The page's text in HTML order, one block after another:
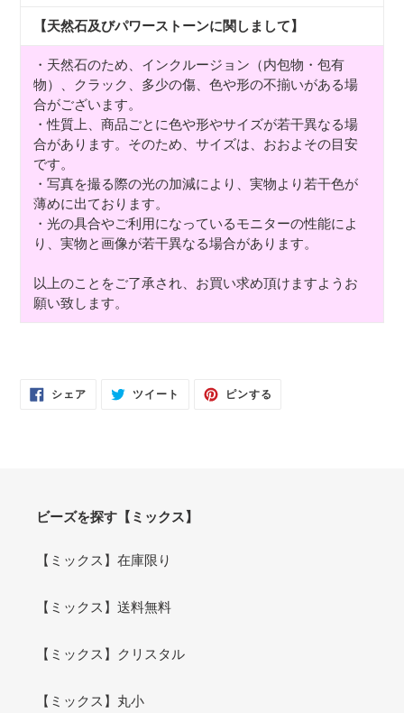
【天然石及びパワーストーンに関しまして】
・天然石のため、インクルージョン（内包物・包有
物）、クラック、多少の傷、色や形の不揃いがある場
合がございます。
・性質上、商品ごとに色や形やサイズが若干異なる場
合があります。そのため、サイズは、おおよその目安
です。
・写真を撮る際の光の加減により、実物より若干色が
薄めに出ております。
・光の具合やご利用になっているモニターの性能によ
り、実物と画像が若干異なる場合があります。
以上のことをご了承され、お買い求め頂けますようお
願い致します。
シェアFACEBOOKツイート
TWITTERピンする
ビーズを探す【ミックス】
【ミックス】在庫限り
【ミックス】送料無料
【ミックス】クリスタル
【ミックス】丸小